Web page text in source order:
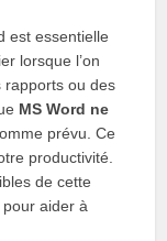
est essentielle
lorsque l’on
rapports ou des
MS Word ne
prévu. Ce
productivité.
de cette
aider à